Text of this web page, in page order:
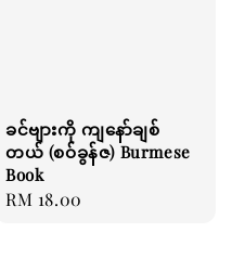
ခင်ဗျားကို ကျနော်ချစ်
တယ် (စဝ်ခွန်ဇ) Burmese
Book
Regular
RM 18.00